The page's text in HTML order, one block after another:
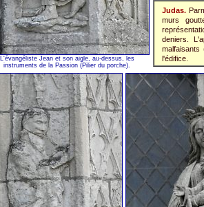
L'évangéliste Jean et son aigle, au-dessus, les
instruments de la Passion (Pilier du porche).
Judas.
murs
deniers.
malfaisants
l'édifice.